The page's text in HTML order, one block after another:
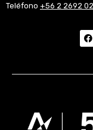
Teléfono +56 2 2692